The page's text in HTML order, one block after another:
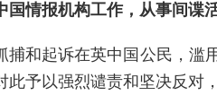
情报机构工作，从事间谍
和起诉在英中国公民，滥
予以强烈谴责和坚决反对